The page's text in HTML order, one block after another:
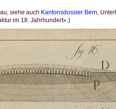
siehe auch Kantonsdossier Bern,
im 18. Jahrhundert».)